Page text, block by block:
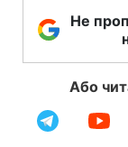
Не
Або